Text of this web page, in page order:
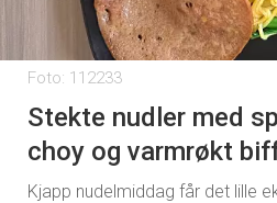
Foto: 112233
Stekte nudler med
choy og varmrøkt
Kjapp nudelmiddag får det lille